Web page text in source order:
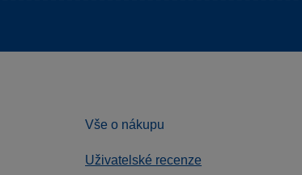
Vše o nákupu
Uživatelské recenze